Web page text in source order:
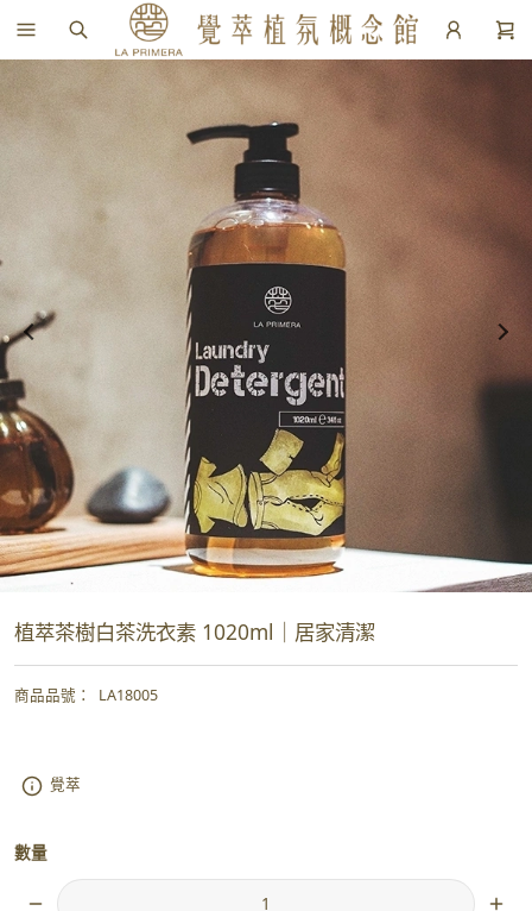
植萃茶樹白茶洗衣素 1020ml｜居家清潔
商品品號 ： LA18005
覺萃
數量